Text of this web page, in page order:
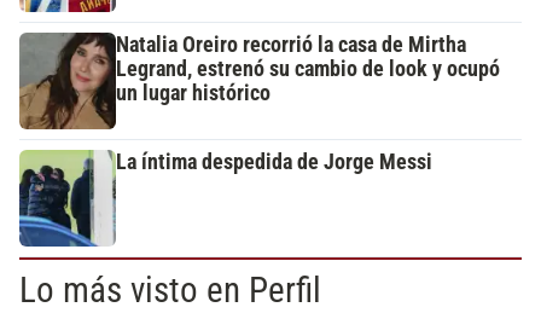
Natalia Oreiro recorrió la casa de Mirtha
Legrand, estrenó su cambio de look y ocupó
un lugar histórico
La íntima despedida de Jorge Messi
Lo más visto en Perfil